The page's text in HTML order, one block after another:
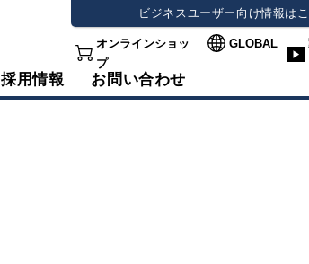
ビジネスユーザー向け情報は
オンラインショッ
プ
GLOBAL
採用情報 お問い合わせ